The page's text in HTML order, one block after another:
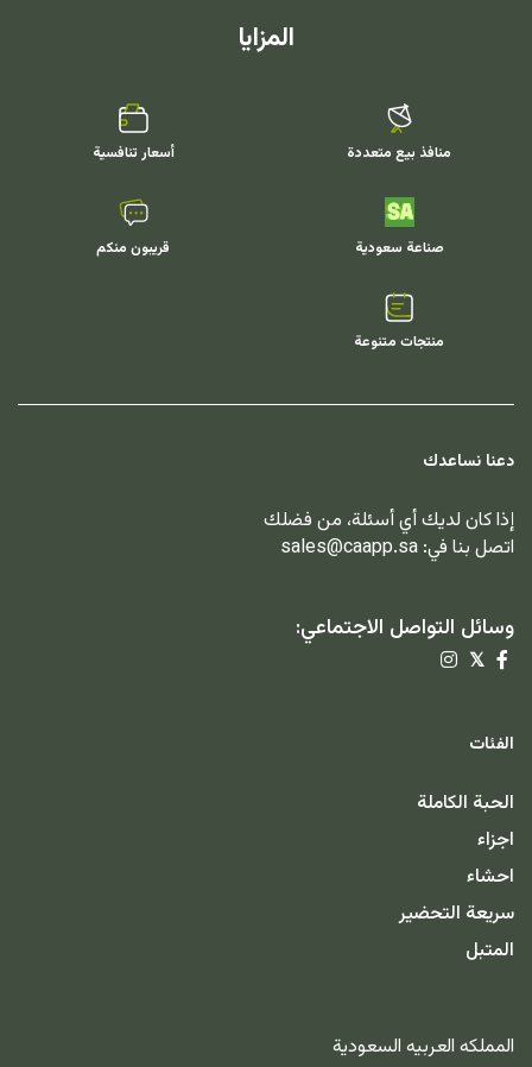
المزايا
منافذ بيع متعددة أسعار تنافسية
صناعة سعودية قريبون منكم
منتجات متنوعة
دعنا نساعدك
إذا كان لديك أي أسئلة، من فضلك
اتصل بنا في: sales@caapp.sa
وسائل التواصل الاجتماعي:
𝕏
الفئات
الحبة الكاملة
اجزاء
احشاء
سريعة التحضير
المتبل
المملكه العربيه السعودية